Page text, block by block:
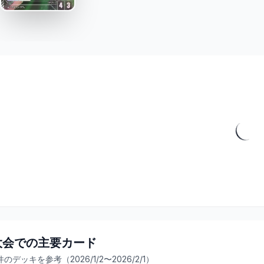
での主要カード
のデッキを参考 （2026/1/2〜2026/2/1）